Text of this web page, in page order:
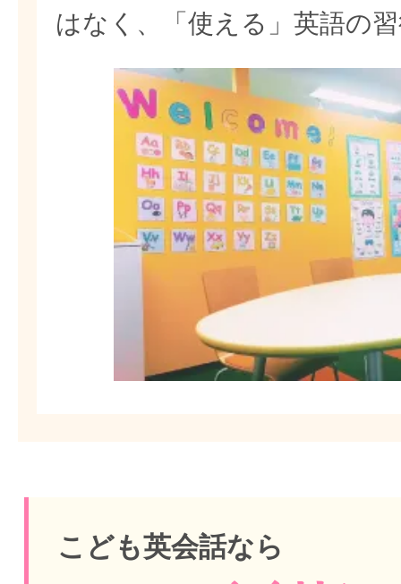
はなく、「使える」英語の
こども英会話なら